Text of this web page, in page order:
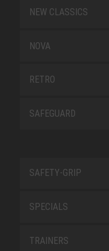
NEW CLASSICS
NOVA
RETRO
SAFEGUARD
SAFETY-GRIP
SPECIALS
TRAINERS